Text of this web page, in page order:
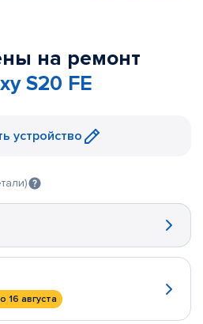
на ремонт
S20 FE
устройство
16 августа